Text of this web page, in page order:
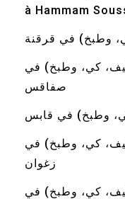
à Hammam
وطبخ) في قرقنة
كي، وطبخ) في
صفاقس
وطبخ) في قابس
كي، وطبخ) في
زغوان
كي، وطبخ) في